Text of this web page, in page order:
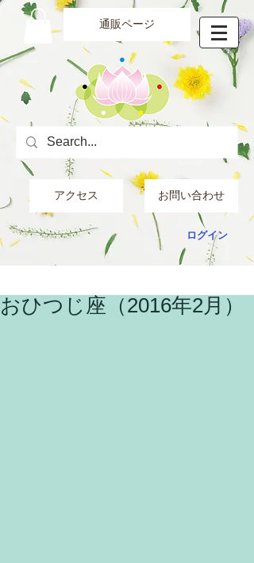
通販ページ
アクセス お問い合わせ
ログイン
おひつじ座（2016年2月）